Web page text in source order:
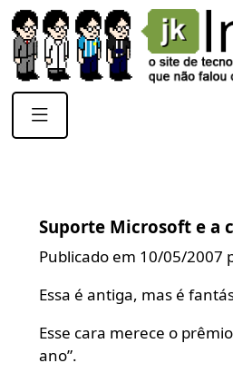
Suporte Microsoft e a
Publicado em 10/05/2007
Essa é antiga, mas é
Esse cara merece o
ano”.